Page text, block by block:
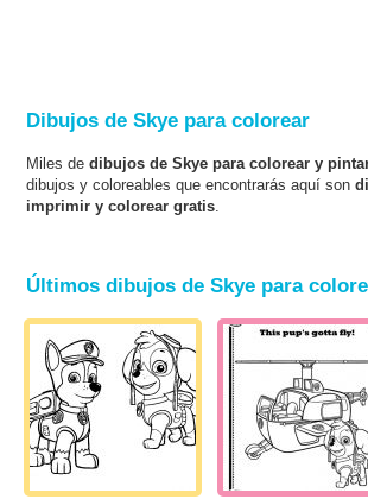
Dibujos de Skye para colorear
Miles dedibujos de Skye para colorear y
dibujos y coloreables que encontrarás aquí son
imprimir y colorear gratis.
Últimos dibujos de Skye para